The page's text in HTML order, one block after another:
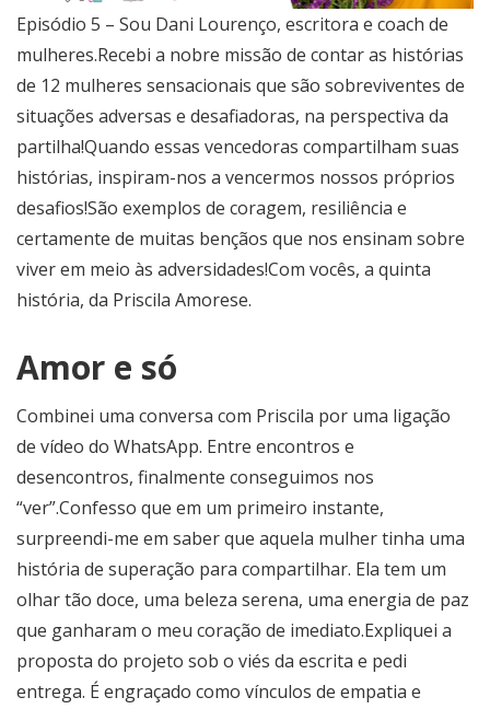
Episódio 5 – Sou Dani Lourenço, escritora e coach de
mulheres.Recebi a nobre missão de contar as histórias
de 12 mulheres sensacionais que são sobreviventes de
situações adversas e desafiadoras, na perspectiva da
partilha!Quando essas vencedoras compartilham suas
histórias, inspiram-nos a vencermos nossos próprios
desafios!São exemplos de coragem, resiliência e
certamente de muitas bençãos que nos ensinam sobre
viver em meio às adversidades!Com vocês, a quinta
história, da Priscila Amorese.
Amor e só
Combinei uma conversa com Priscila por uma ligação
de vídeo do WhatsApp. Entre encontros e
desencontros, finalmente conseguimos nos
“ver”.Confesso que em um primeiro instante,
surpreendi-me em saber que aquela mulher tinha uma
história de superação para compartilhar. Ela tem um
olhar tão doce, uma beleza serena, uma energia de paz
que ganharam o meu coração de imediato.Expliquei a
proposta do projeto sob o viés da escrita e pedi
entrega. É engraçado como vínculos de empatia e